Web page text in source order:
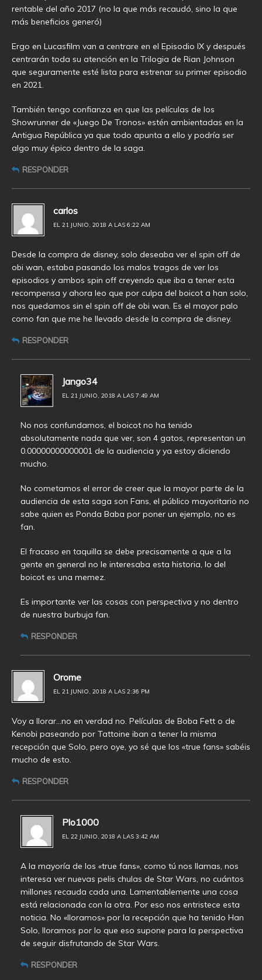
rentable del año 2017 (no la que más recaudó, sino la que
más beneficios generó)
Ergo en Lucasfilm van a centrare en el Episodio IX y después
centrarán toda su atención en la Trilogia de Rian Johnson
que seguramente esté lista para estrenar su primer episodio
en 2021.
También tengo confianza en que las películas de los
Showrunner de «Juego De Tronos» estén ambientadas en la
Antigua República ya que todo apunta a ello y podría ser
algo muy épico dentro de la saga.
RESPONDER
carlos
EL 21 JUNIO, 2018 A LAS 6:22 AM
Desde la compra de disney, solo deseaba ver el spin off de
obi wan, estaba pasando los malos tragos de ver los
episodios y ambos spin off creyendo que iba a tener esta
recompensa y ahora leo que por culpa del boicot a han solo,
nos quedamos sin el spin off de obi wan. Es el mayor palo
como fan que me he llevado desde la compra de disney.
RESPONDER
Jango34
EL 21 JUNIO, 2018 A LAS 7:49 AM
No nos confundamos, el boicot no ha tenido
absolutamente nada que ver, son 4 gatos, representan un
0.00000000000001 de la audiencia y ya estoy diciendo
mucho.
No cometamos el error de creer que la mayor parte de la
audiencia de esta saga son Fans, el público mayoritario no
sabe quien es Ponda Baba por poner un ejemplo, no es
fan.
El fracaso en taquilla se debe precisamente a que a la
gente en general no le interesaba esta historia, lo del
boicot es una memez.
Es importante ver las cosas con perspectiva y no dentro
de nuestra burbuja fan.
RESPONDER
Orome
EL 21 JUNIO, 2018 A LAS 2:36 PM
Voy a llorar…no en verdad no. Películas de Boba Fett o de
Kenobi paseando por Tattoine iban a tener la misma
recepción que Solo, pero oye, yo sé que los «true fans» sabéis
mucho de esto.
RESPONDER
Plo1000
EL 22 JUNIO, 2018 A LAS 3:42 AM
A la mayoría de los «true fans», como tú nos llamas, nos
interesa ver nuevas pelis chulas de Star Wars, no cuántos
millones recauda cada una. Lamentablemente una cosa
está relacionada con la otra. Por eso nos entristece esta
noticia. No «lloramos» por la recepción que ha tenido Han
Solo, lloramos por lo que eso supone para la perspectiva
de seguir disfrutando de Star Wars.
RESPONDER